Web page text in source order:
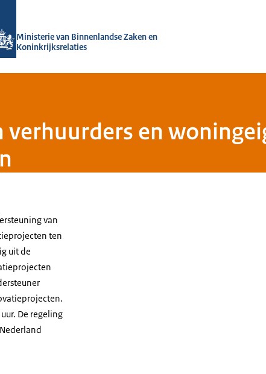
Ministerie van Binnenlandse Zaken en
Koninkrijksrelaties
en
van
ten
uit de
De regeling